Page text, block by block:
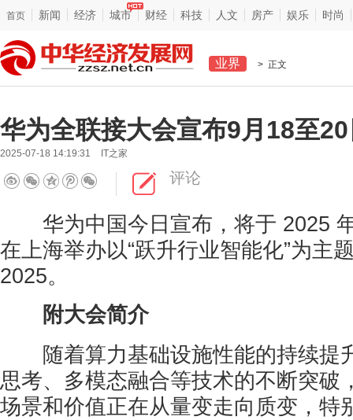
首页 新闻 经济 城市 财经 科技 人文 房产 娱乐 时尚
业界 > 正文
华为全联接大会宣布9月18至
2025-07-18 14:19:31 IT之家
评论
华为中国今日宣布，将于 2025
在上海举办以“跃升行业智能化”为主
2025。
附大会简介
随着算力基础设施性能的持续提
思考、多模态融合等技术的不断突破
场景和价值正在从量变走向质变，特